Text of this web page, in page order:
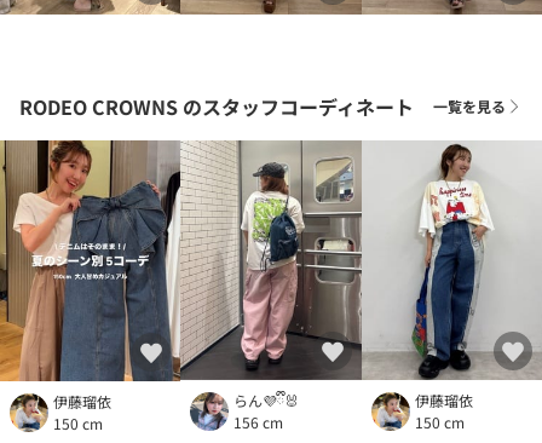
RODEO CROWNS のスタッフコーディネート 一覧を見る
伊藤瑠依
150 cm
らん💜ྀི🐰
156 cm
伊藤瑠依
150 cm